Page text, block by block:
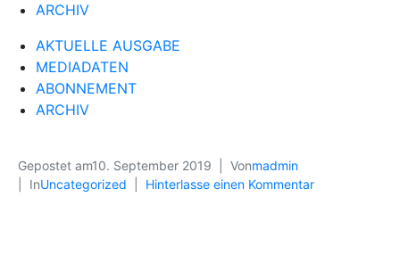
ARCHIV
AKTUELLE AUSGABE
MEDIADATEN
ABONNEMENT
ARCHIV
Gepostet am10. September 2019 Vonmadmin
InUncategorized Hinterlasse einen Kommentar